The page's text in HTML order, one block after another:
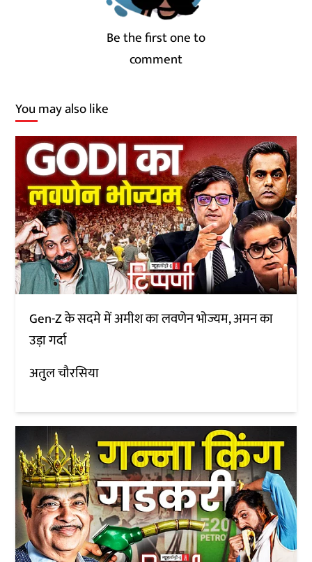
Be the first one to
comment
You may also like
Gen-Z के सदमे में अमीश का लवणेन भोज्यम, अमन का
उड़ा गर्दा
अतुल चौरसिया